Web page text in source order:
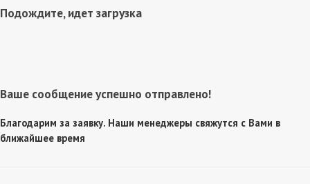
Подождите, идет загрузка
Ваше сообщение успешно отправлено!
Благодарим за заявку. Наши менеджеры свяжутся с Вами в
ближайшее время